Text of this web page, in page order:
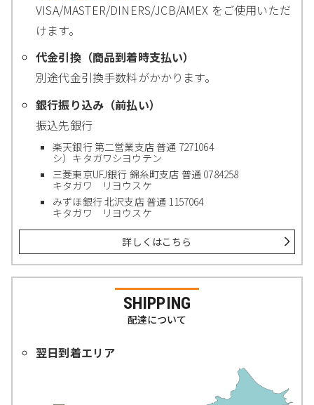
VISA/MASTER/DINERS/JCB/AMEX をご使用いただ
けます。
代金引換（商品到着時支払い）
別途代金引換手数料がかかります。
銀行振り込み（前払い）
振込先銀行
楽天銀行 第二営業支店 普通 7271064
シ）キタガワシヨウテン
三菱東京UFJ銀行 錦糸町支店 普通 0784258
キタガワ リヨウスケ
みずほ銀行 北沢支店 普通 1157064
キタガワ リヨウスケ
詳しくはこちら
SHIPPING
配達について
翌日到着エリア